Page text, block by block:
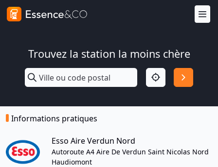
Trouvez la station la moins chère
Informations pratiques
Esso Aire Verdun Nord
Autoroute A4 Aire De Verdun Saint Nicolas Nord
Haudiomont